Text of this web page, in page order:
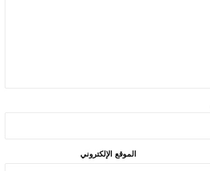
الموقع الإلكتروني